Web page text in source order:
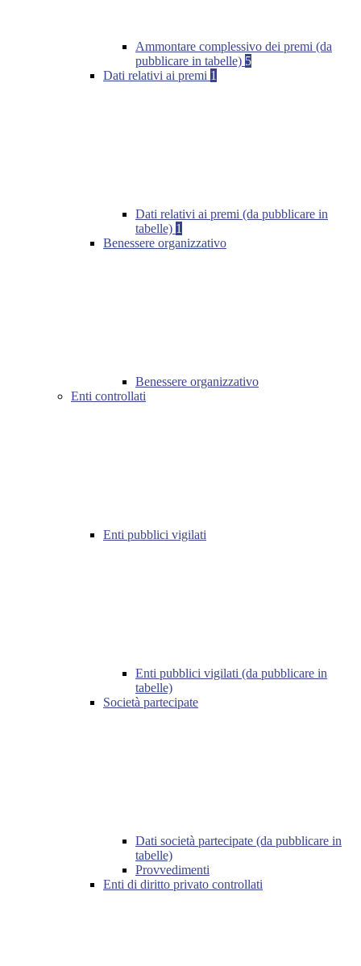
Ammontare complessivo dei premi (da
pubblicare in tabelle) 5
Dati relativi ai premi 1
Dati relativi ai premi (da pubblicare in
tabelle) 1
Benessere organizzativo
Benessere organizzativo
Enti controllati
Enti pubblici vigilati
Enti pubblici vigilati (da pubblicare in
tabelle)
Società partecipate
Dati società partecipate (da pubblicare in
tabelle)
Provvedimenti
Enti di diritto privato controllati